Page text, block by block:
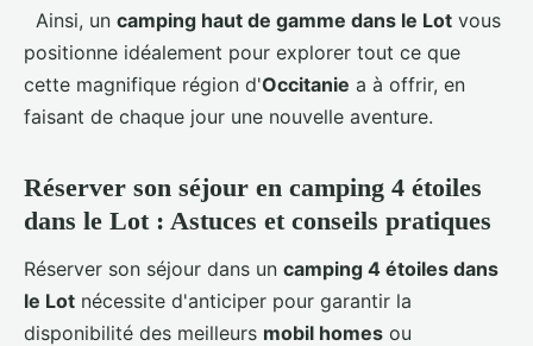
Ainsi, un camping haut de gamme dans le Lot vous
positionne idéalement pour explorer tout ce que
cette magnifique région d'Occitanie a à offrir, en
faisant de chaque jour une nouvelle aventure.
Réserver son séjour en camping 4 étoiles
dans le Lot : Astuces et conseils pratiques
Réserver son séjour dans un camping 4 étoiles dans
le Lot nécessite d'anticiper pour garantir la
disponibilité des meilleurs mobil homes ou